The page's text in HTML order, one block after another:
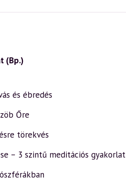
(Bp.)
és ébredés
Őre
törekvés
– 3 szintű meditációs gyakorlat